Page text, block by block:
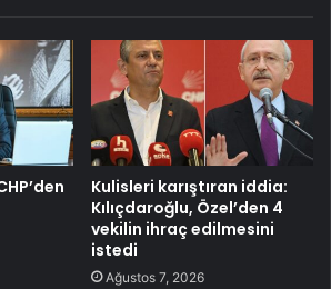
Kulisleri karıştıran iddia:
Kılıçdaroğlu, Özel’den 4
vekilin ihraç edilmesini
istedi
Ağustos 7, 2026